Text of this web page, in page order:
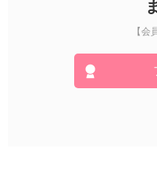
【